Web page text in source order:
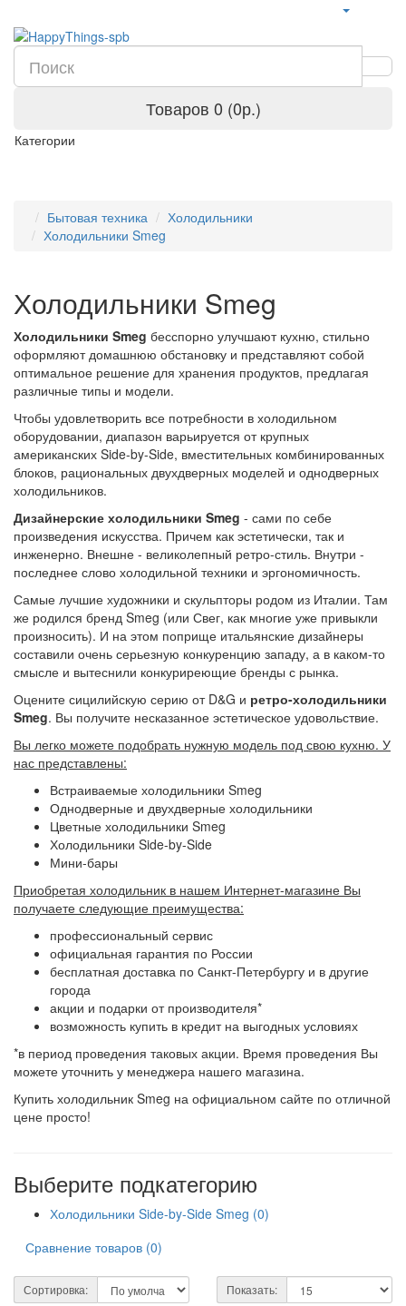
Товаров 0 (0р.)
Категории
Бытовая техника
Холодильники
Холодильники Smeg
Холодильники Smeg
Холодильники Smeg бесспорно улучшают кухню, стильно
оформляют домашнюю обстановку и представляют собой
оптимальное решение для хранения продуктов, предлагая
различные типы и модели.
Чтобы удовлетворить все потребности в холодильном
оборудовании, диапазон варьируется от крупных
американских Side-by-Side, вместительных комбинированных
блоков, рациональных двухдверных моделей и однодверных
холодильников.
Дизайнерские холодильники Smeg - сами по себе
произведения искусства. Причем как эстетически, так и
инженерно. Внешне - великолепный ретро-стиль. Внутри -
последнее слово холодильной техники и эргономичность.
Самые лучшие художники и скульпторы родом из Италии. Там
же родился бренд Smeg (или Свег, как многие уже привыкли
произносить). И на этом поприще итальянские дизайнеры
составили очень серьезную конкуренцию западу, а в каком-то
смысле и вытеснили конкуриреющие бренды с рынка.
Оцените сицилийскую серию от D&G и ретро-холодильники
Smeg. Вы получите несказанное эстетическое удовольствие.
Вы легко можете подобрать нужную модель под свою кухню. У
нас представлены:
Встраиваемые холодильники Smeg
Однодверные и двухдверные холодильники
Цветные холодильники Smeg
Холодильники Side-by-Side
Мини-бары
Приобретая холодильник в нашем Интернет-магазине Вы
получаете следующие преимущества:
профессиональный сервис
официальная гарантия по России
бесплатная доставка по Санкт-Петербургу и в другие
города
акции и подарки от производителя*
возможность купить в кредит на выгодных условиях
*в период проведения таковых акции. Время проведения Вы
можете уточнить у менеджера нашего магазина.
Купить холодильник Smeg на официальном сайте по отличной
цене просто!
Выберите подкатегорию
Холодильники Side-by-Side Smeg (0)
Сравнение товаров (0)
Сортировка: Показать: